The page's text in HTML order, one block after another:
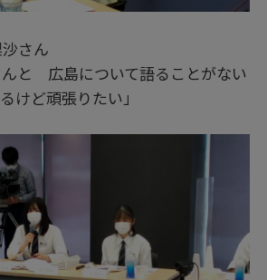
さん
んと 広島について語ることがない
けど頑張りたい」